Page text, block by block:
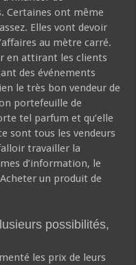
Certaines ont même
Elles vont devoir
au mètre carré.
en attirant les clients
des événements
le très bon vendeur de
portefeuille de
tel parfum et qu’elle
sont tous les vendeurs
travailler la
d’information, le
un produit de
possibilités,
les prix de leurs